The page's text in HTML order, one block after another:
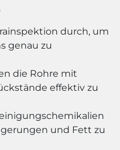
durch, um
genau zu
die Rohre mit
effektiv zu
und Fett zu